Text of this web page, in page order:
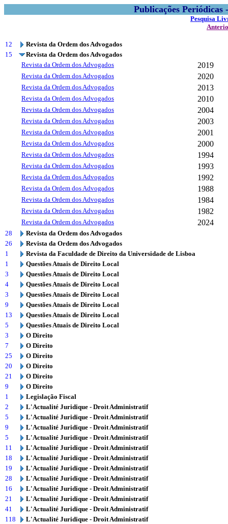
Publicações
Pesquisa
12
Revista da Ordem dos Advogados
15
Revista da Ordem dos Advogados
Revista da Ordem dos Advogados
2019
Revista da Ordem dos Advogados 2020
Revista da Ordem dos Advogados 2013
Revista da Ordem dos Advogados 2010
Revista da Ordem dos Advogados 2004
Revista da Ordem dos Advogados 2003
Revista da Ordem dos Advogados 2001
Revista da Ordem dos Advogados 2000
Revista da Ordem dos Advogados 1994
Revista da Ordem dos Advogados 1993
Revista da Ordem dos Advogados 1992
Revista da Ordem dos Advogados 1988
Revista da Ordem dos Advogados 1984
Revista da Ordem dos Advogados 1982
Revista da Ordem dos Advogados 2024
28
Revista da Ordem dos Advogados
26
Revista da Ordem dos Advogados
1
Revista da Faculdade de Direito da Universidade de Lisboa
1
Questões Atuais de Direito Local
3
Questões Atuais de Direito Local
4
Questões Atuais de Direito Local
3
Questões Atuais de Direito Local
9
Questões Atuais de Direito Local
13
Questões Atuais de Direito Local
5
Questões Atuais de Direito Local
3
O Direito
7
O Direito
25
O Direito
20
O Direito
21
O Direito
9
O Direito
1
Legislação Fiscal
2
L'Actualité Juridique - Droit Administratif
5
L'Actualité Juridique - Droit Administratif
9
L'Actualité Juridique - Droit Administratif
5
L'Actualité Juridique - Droit Administratif
11
L'Actualité Juridique - Droit Administratif
18
L'Actualité Juridique - Droit Administratif
19
L'Actualité Juridique - Droit Administratif
28
L'Actualité Juridique - Droit Administratif
16
L'Actualité Juridique - Droit Administratif
21
L'Actualité Juridique - Droit Administratif
41
L'Actualité Juridique - Droit Administratif
118
L'Actualité Juridique - Droit Administratif